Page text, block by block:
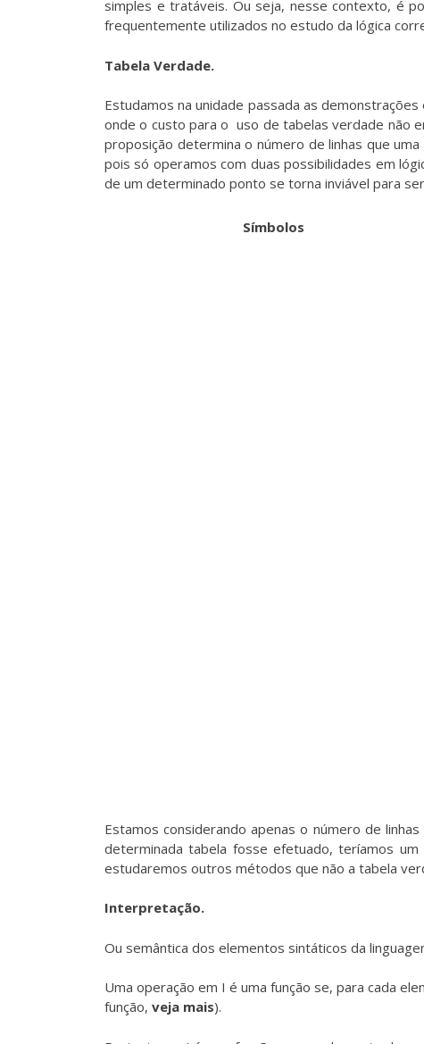
simples e tratáveis. Ou seja, nesse contexto, é
frequentemente utilizados no estudo da lógica
Tabela Verdade.
Estudamos na unidade passada as
onde o custo para o uso de tabelas verdade não
proposição determina o número de linhas que
pois só operamos com duas possibilidades em
de um determinado ponto se torna inviável para
Símbolos
Estamos considerando apenas o número de
determinada tabela fosse efetuado, teríamos
estudaremos outros métodos que não a tabela
Interpretação.
Ou semântica dos elementos sintáticos da
Uma operação em I é uma função se, para cada
função, veja mais).